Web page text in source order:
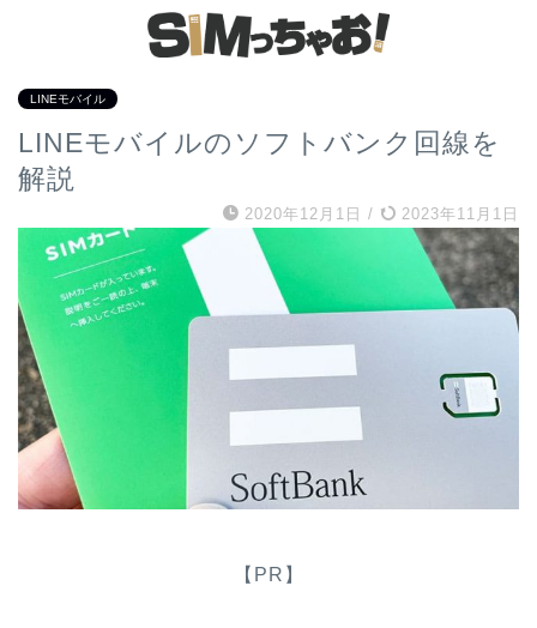
LINEモバイル
LINEモバイルのソフトバンク回線を
解説
2020年12月1日 / 2023年11月1日
【PR】